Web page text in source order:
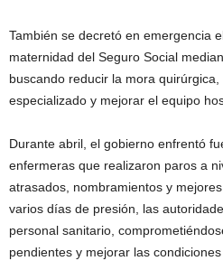
También se decretó en emergencia
maternidad del Seguro Social
buscando reducir la mora
especializado y mejorar el equipo
Durante abril, el gobierno enfrentó
enfermeras que realizaron paros a
atrasados, nombramientos y
varios días de presión, las
personal sanitario,
pendientes y mejorar las